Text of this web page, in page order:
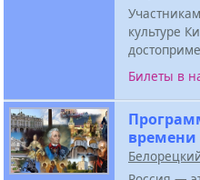
культуре
Билеты в
времени